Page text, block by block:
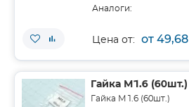
Аналоги:
Цена от: от 49,68
Гайка М1.6 (60шт.)
Гайка М1.6 (60шт.)